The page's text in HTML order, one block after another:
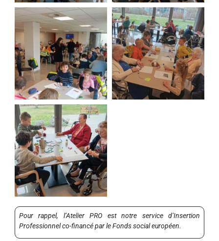
Pour rappel, l’Atelier PRO est notre service d’Insertion
Professionnel co-financé par le Fonds social européen.